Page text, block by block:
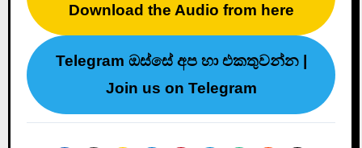
Download the Audio from here
Telegram ඔස්සේ අප හා එකතුවන්න |
Join us on Telegram